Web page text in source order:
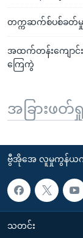
တက္ကဆက်စ်ပစ်ခတ်
အထက်တန်းကျောင်း
ကြေကွဲ
အခြားဖတ်ရှု
ဗွီအိုအေ လူမှုကွန်ယက်
သတင်း